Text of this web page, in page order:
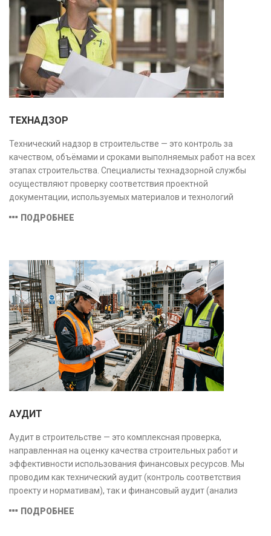
ТЕХНАДЗОР
Технический надзор в строительстве — это контроль за
качеством, объёмами и сроками выполняемых работ на всех
этапах строительства. Специалисты технадзорной службы
осуществляют проверку соответствия проектной
документации, используемых материалов и технологий
безопасность и надёжность объекта.
ПОДРОБНЕЕ
АУДИТ
Аудит в строительстве — это комплексная проверка,
направленная на оценку качества строительных работ и
эффективности использования финансовых ресурсов. Мы
проводим как технический аудит (контроль соответствия
проекту и нормативам), так и финансовый аудит (анализ
безопасность и экономическую обоснованность проекта.
ПОДРОБНЕЕ